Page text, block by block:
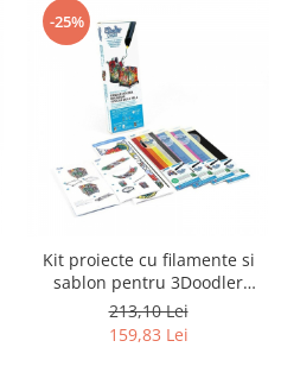
-25%
Kit proiecte cu filamente si
sablon pentru 3Doodler
Create
213,10 Lei
159,83 Lei